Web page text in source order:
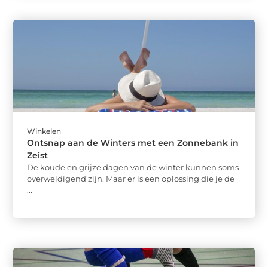
Winkelen
Ontsnap aan de Winters met een Zonnebank in
Zeist
De koude en grijze dagen van de winter kunnen soms
overweldigend zijn. Maar er is een oplossing die je de
...